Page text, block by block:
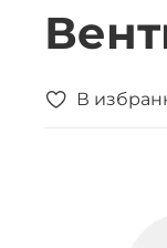
В